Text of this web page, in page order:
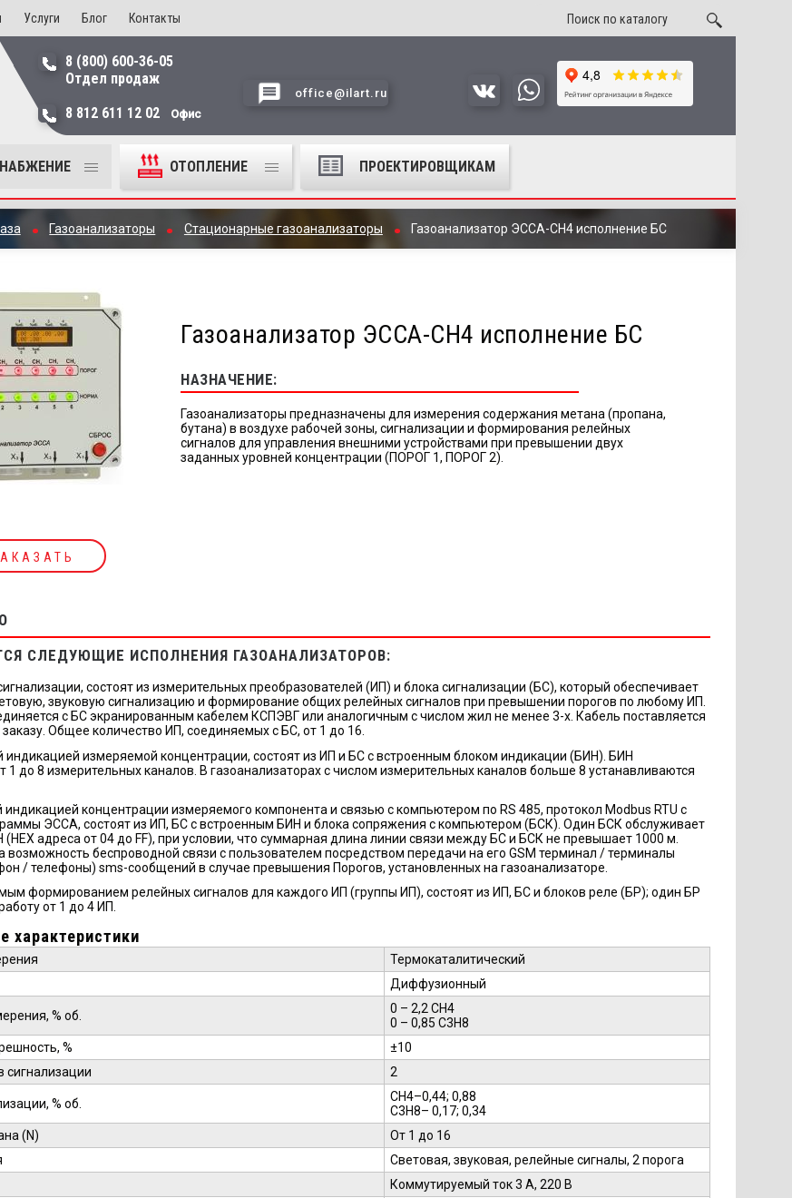
Услуги Блог Контакты
8 (800) 600-36-05
Отдел продаж
8 812 611 12 02
Офис
office@ilart.ru
ОТОПЛЕНИЕ ПРОЕКТИРОВЩИКАМ
Газоанализаторы Стационарные газоанализаторы Газоанализатор ЭССА-СН4 исполнение БС
Газоанализатор ЭССА-СН4 исполнение БС
НАЗНАЧЕНИЕ:
Газоанализаторы предназначены для измерения содержания метана (пропана,
бутана) в воздухе рабочей зоны, сигнализации и формирования релейных
сигналов для управления внешними устройствами при превышении двух
заданных уровней концентрации (ПОРОГ 1, ПОРОГ 2).
СЛЕДУЮЩИЕ ИСПОЛНЕНИЯ ГАЗОАНАЛИЗАТОРОВ:
состоят из измерительных преобразователей (ИП) и блока сигнализации (БС), который обеспечивает
звуковую сигнализацию и формирование общих релейных сигналов при превышении порогов по любому ИП.
с БС экранированным кабелем КСПЭВГ или аналогичным с числом жил не менее 3-х. Кабель поставляется
Общее количество ИП, соединяемых с БС, от 1 до 16.
индикацией измеряемой концентрации, состоят из ИП и БС с встроенным блоком индикации (БИН). БИН
1 до 8 измерительных каналов. В газоанализаторах с числом измерительных каналов больше 8 устанавливаются
концентрации измеряемого компонента и связью с компьютером по RS 485, протокол Modbus RTU с
ЭССА, состоят из ИП, БС с встроенным БИН и блока сопряжения с компьютером (БСК). Один БСК обслуживает
(HEX адреса от 04 до FF), при условии, что суммарная длина линии связи между БС и БСК не превышает 1000 м.
возможность беспроводной связи с пользователем посредством передачи на его GSM терминал / терминалы
/ телефоны) sms-сообщений в случае превышения Порогов, установленных на газоанализаторе.
формированием релейных сигналов для каждого ИП (группы ИП), состоят из ИП, БС и блоков реле (БР); один БР
от 1 до 4 ИП.
характеристики
Термокаталитический
Диффузионный
% об.
0 – 2,2 СН4
0 – 0,85 С3Н8
%
±10
сигнализации
2
% об.
СН4–0,44; 0,88
С3Н8– 0,17; 0,34
(N)
От 1 до 16
Световая, звуковая, релейные сигналы, 2 порога
Коммутируемый ток 3 А, 220 В